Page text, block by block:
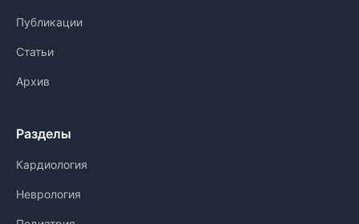
Публикации
Статьи
Архив
Разделы
Кардиология
Неврология